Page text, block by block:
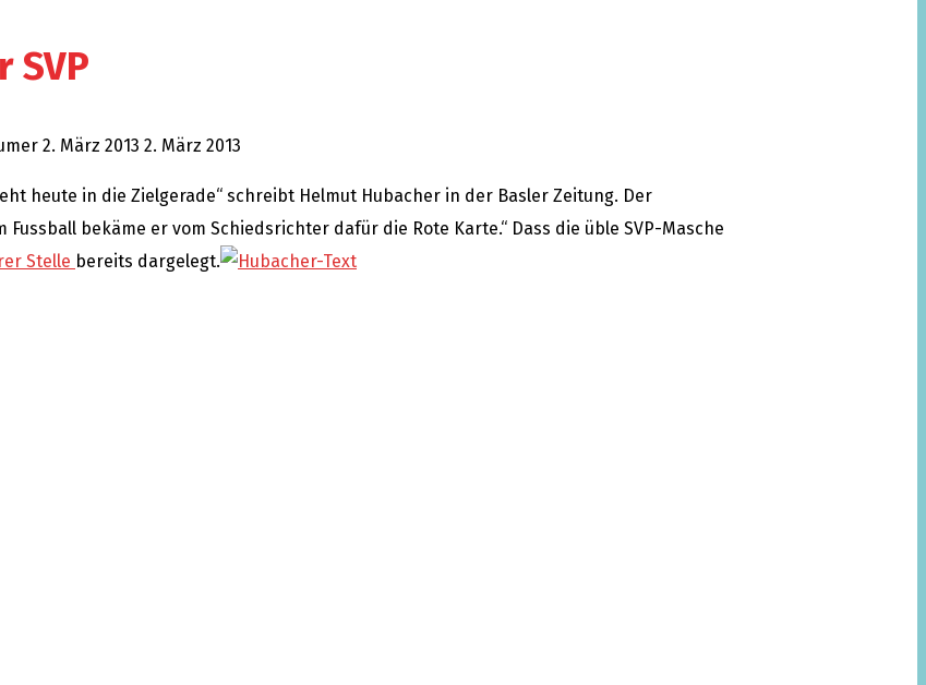
SVP
2. März 2013 2. März 2013
heute in die Zielgerade“ schreibt Helmut Hubacher in der Basler Zeitung. Der
bekäme er vom Schiedsrichter dafür die Rote Karte.“ Dass die üble SVP-Masche
Stelle bereits dargelegt.